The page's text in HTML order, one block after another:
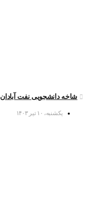
شاخه دانشجویی نفت آبادان
یکشنبه، ۱۰ تیر ۱۴۰۳